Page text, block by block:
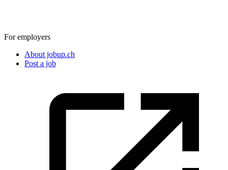
For employers
About jobup.ch
Post a job